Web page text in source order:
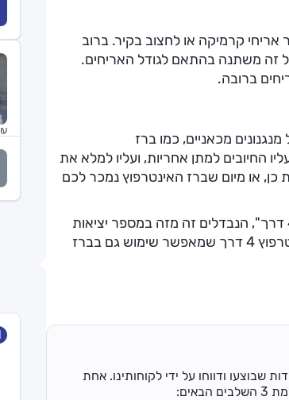
קרמיקה או לחצוב בקיר. ברוב
זה משתנה בהתאם לגודל האריחים.
ברובה.
מכאניים, כמו ברז
החיובים למתן אחריות, ועליו למלא את
או מיום שברז האינטרפוץ נמכר לכם
תוכלו לבחור אינטרפוץ "3 דרך" או "4 דרך", הנבדלים זה מזה במספר יציאות
הצנרת. אם אתם משפחה בעלת ילדים קטנים, התקינו אינטרפוץ 4 דרך שמאפשר שימוש גם בברז
שבוצעו ודווחו על ידי לקוחותינו. אחת